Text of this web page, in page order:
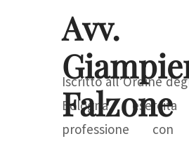
Avv.
Falzone
Iscritto all’Ordine
Bologna,
professione con